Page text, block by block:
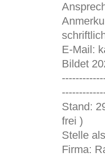
E-Mail:
Bildet
frei )
Stelle
Firma: